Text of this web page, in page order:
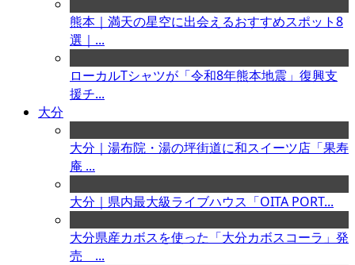
熊本｜満天の星空に出会えるおすすめスポット8
選｜...
ローカルTシャツが「令和8年熊本地震」復興支
援チ...
大分
大分｜湯布院・湯の坪街道に和スイーツ店「果寿
庵 ...
大分｜県内最大級ライブハウス「OITA PORT...
大分県産カボスを使った「大分カボスコーラ」発
売 ...